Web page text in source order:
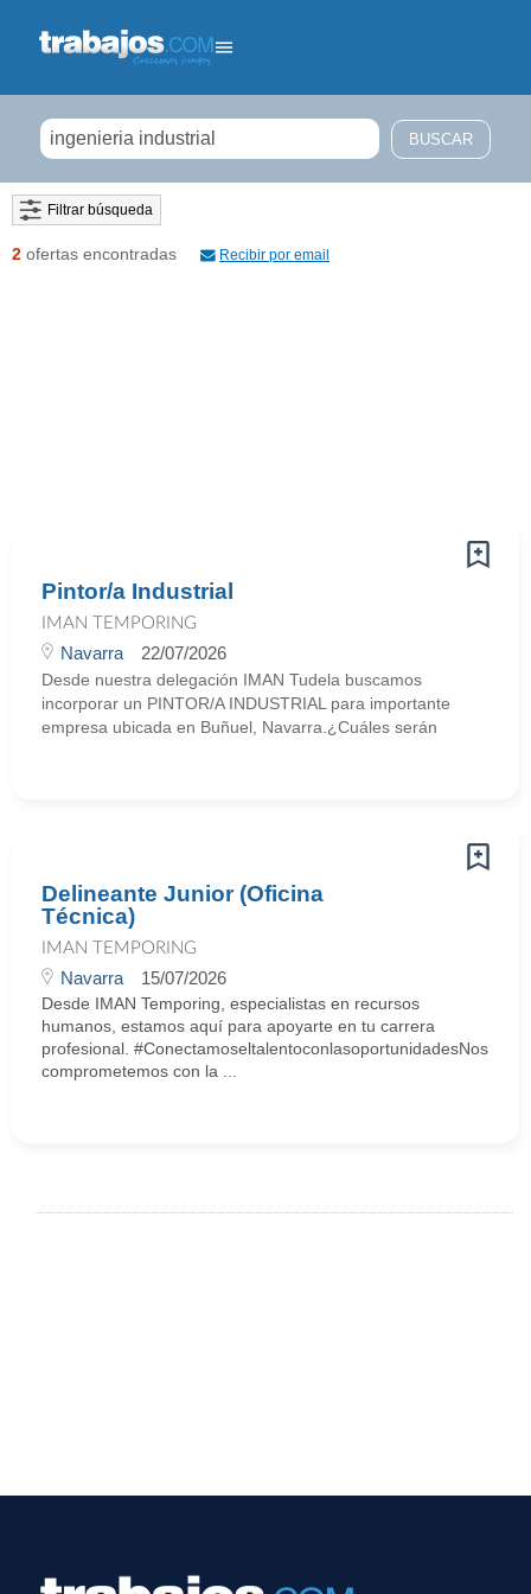
Filtrar búsqueda
2 ofertas encontradas Recibir por email
Pintor/a Industrial
IMAN TEMPORING
Navarra 22/07/2026
Desde nuestra delegación IMAN Tudela buscamos
incorporar un PINTOR/A INDUSTRIAL para importante
empresa ubicada en Buñuel, Navarra.¿Cuáles serán
Delineante Junior (Oficina
Técnica)
IMAN TEMPORING
Navarra 15/07/2026
Desde IMAN Temporing, especialistas en recursos
humanos, estamos aquí para apoyarte en tu carrera
profesional. #ConectamoseltalentoconlasoportunidadesNos
comprometemos con la ...